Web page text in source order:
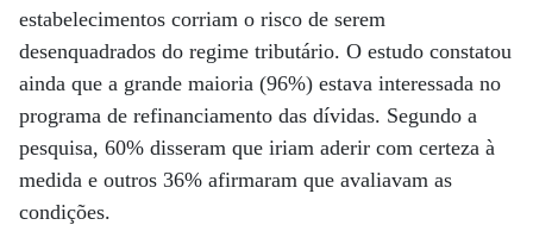
estabelecimentos corriam o risco de serem
desenquadrados do regime tributário. O estudo constatou
ainda que a grande maioria (96%) estava interessada no
programa de refinanciamento das dívidas. Segundo a
pesquisa, 60% disseram que iriam aderir com certeza à
medida e outros 36% afirmaram que avaliavam as
condições.